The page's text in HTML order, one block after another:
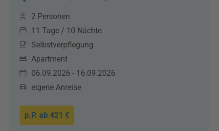
2 Personen
11 Tage / 10 Nächte
Selbstverpflegung
Apartment
06.09.2026 - 16.09.2026
eigene Anreise
p.P. ab 421 €